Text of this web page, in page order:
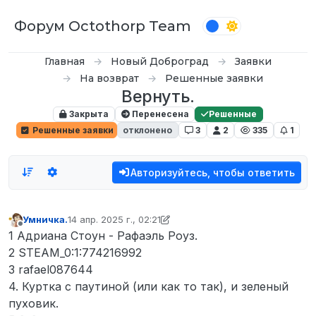
Форум Octothorp Team
Главная Новый Доброград
Заявки
На возврат
Решенные заявки
Вернуть.
Закрыта Перенесена
Решенные
Решенные заявки
отклонено 3 2 335 1
Авторизуйтесь, чтобы ответить
Не в сети
Умничка.14 апр. 2025 г., 02:21
отредактировано D0n Bar0n
1 Адриана Стоун - Рафаэль Роуз.
2 STEAM_0:1:774216992
3 rafael087644
4. Куртка с паутиной (или как то так), и зеленый
пуховик.